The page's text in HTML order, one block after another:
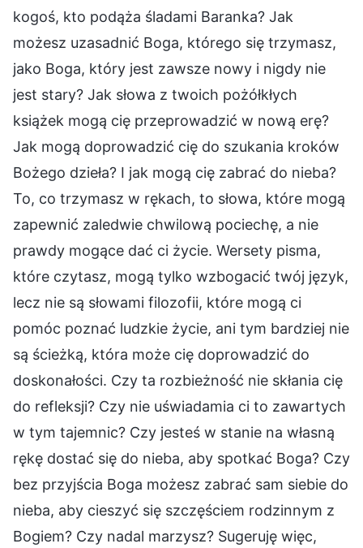
kogoś, kto podąża śladami Baranka? Jak
możesz uzasadnić Boga, którego się trzymasz,
jako Boga, który jest zawsze nowy i nigdy nie
jest stary? Jak słowa z twoich pożółkłych
książek mogą cię przeprowadzić w nową erę?
Jak mogą doprowadzić cię do szukania kroków
Bożego dzieła? I jak mogą cię zabrać do nieba?
To, co trzymasz w rękach, to słowa, które mogą
zapewnić zaledwie chwilową pociechę, a nie
prawdy mogące dać ci życie. Wersety pisma,
które czytasz, mogą tylko wzbogacić twój język,
lecz nie są słowami filozofii, które mogą ci
pomóc poznać ludzkie życie, ani tym bardziej nie
są ścieżką, która może cię doprowadzić do
doskonałości. Czy ta rozbieżność nie skłania cię
do refleksji? Czy nie uświadamia ci to zawartych
w tym tajemnic? Czy jesteś w stanie na własną
rękę dostać się do nieba, aby spotkać Boga? Czy
bez przyjścia Boga możesz zabrać sam siebie do
nieba, aby cieszyć się szczęściem rodzinnym z
Bogiem? Czy nadal marzysz? Sugeruję więc,